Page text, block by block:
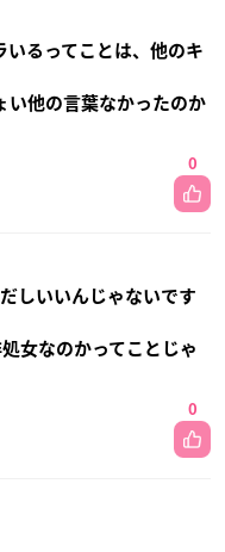
いるってことは、他のキ
い他の言葉なかったのか
0
しいいんじゃないです
女なのかってことじゃ
0